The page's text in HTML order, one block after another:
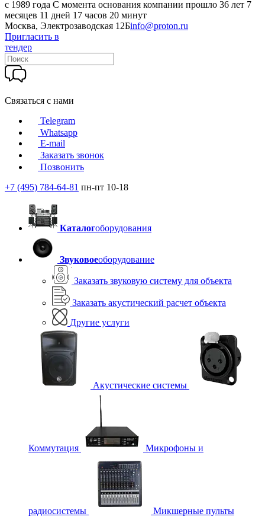
c 1989 года С момента основания компании прошло 36 лет 7
месяцев 11 дней 17 часов 20 минут
Москва, Электрозаводская 12Бinfo@proton.ru
Пригласить в
тендер
Связаться с нами
Telegram
Whatsapp
E-mail
Заказать звонок
Позвонить
+7 (495) 784-64-81 пн-пт 10-18
Каталогоборудования
Звуковоеоборудование
Заказать звуковую систему для объекта
Заказать акустический расчет объекта
Другие услуги
Акустические системы
Коммутация Микрофоны и
радиосистемы Микшерные пульты